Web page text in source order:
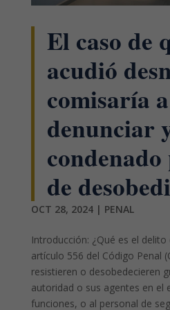
El caso de
acudió
comisaría a
denunciar
de
OCT 28, 2024| PENAL
Introducción: ¿Qué es el
artículo 556 del Código Penal
resistieren o desobedecieren
autoridad o sus agentes en el
funciones, o al personal de